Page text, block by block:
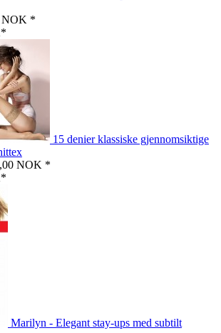
NOK *
15 denier klassiske gjennomsiktige
NOK *
Marilyn - Elegant stay-ups med subtilt